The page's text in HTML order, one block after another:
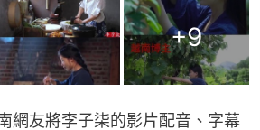
+9
網友將李子柒的影片配音、字幕